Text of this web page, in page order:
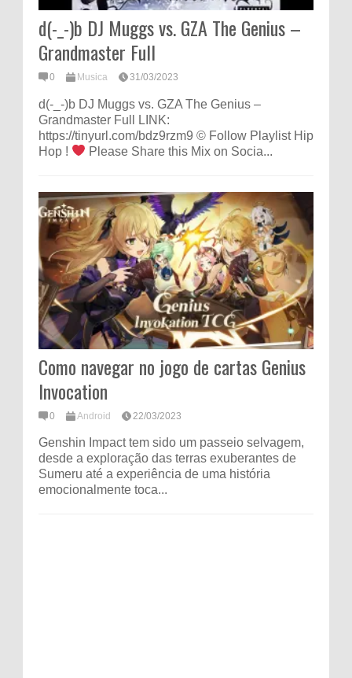
d(-_-)b DJ Muggs vs. GZA The Genius –
Grandmaster Full
0 Musica 31/03/2023
d(-_-)b DJ Muggs vs. GZA The Genius –
Grandmaster Full LINK:
https://tinyurl.com/bdz9rzm9 © Follow Playlist Hip
Hop !
Please Share this Mix on Socia...
Como navegar no jogo de cartas Genius
Invocation
0 Android 22/03/2023
Genshin Impact tem sido um passeio selvagem,
desde a exploração das terras exuberantes de
Sumeru até a experiência de uma história
emocionalmente toca...